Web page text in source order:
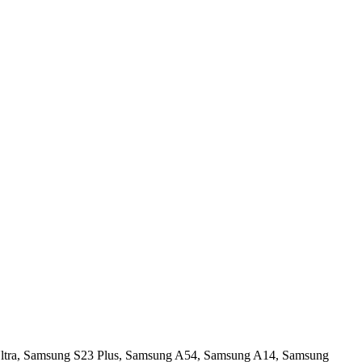
, Samsung S23 Plus, Samsung A54, Samsung A14, Samsung